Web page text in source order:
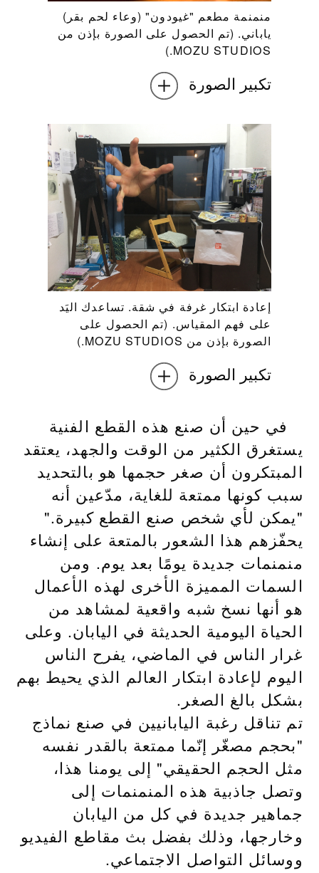
منمنمة مطعم "غيودون" (وعاء لحم بقر)
ياباني. (تم الحصول على الصورة بإذن من
MOZU STUDIOS.)
تكبير الصورة
إعادة ابتكار غرفة في شقة. تساعدك اليَد
على فهم المقياس. (تم الحصول على
الصورة بإذن من MOZU STUDIOS.)
تكبير الصورة
في حين أن صنع هذه القطع الفنية
يستغرق الكثير من الوقت والجهد، يعتقد
المبتكرون أن صغر حجمها هو بالتحديد
سبب كونها ممتعة للغاية، مدّعين أنه
"يمكن لأي شخص صنع القطع كبيرة."
يحفّزهم هذا الشعور بالمتعة على إنشاء
منمنمات جديدة يومًا بعد يوم. ومن
السمات المميزة الأخرى لهذه الأعمال
هو أنها نسخ شبه واقعية لمشاهد من
الحياة اليومية الحديثة في اليابان. وعلى
غرار الناس في الماضي، يفرح الناس
اليوم لإعادة ابتكار العالم الذي يحيط بهم
بشكل بالغ الصغر.
تم تناقل رغبة اليابانيين في صنع نماذج
"بحجم مصغّر إنّما ممتعة بالقدر نفسه
مثل الحجم الحقيقي" إلى يومنا هذا،
وتصل جاذبية هذه المنمنمات إلى
جماهير جديدة في كل من اليابان
وخارجها، وذلك بفضل بث مقاطع الفيديو
ووسائل التواصل الاجتماعي.